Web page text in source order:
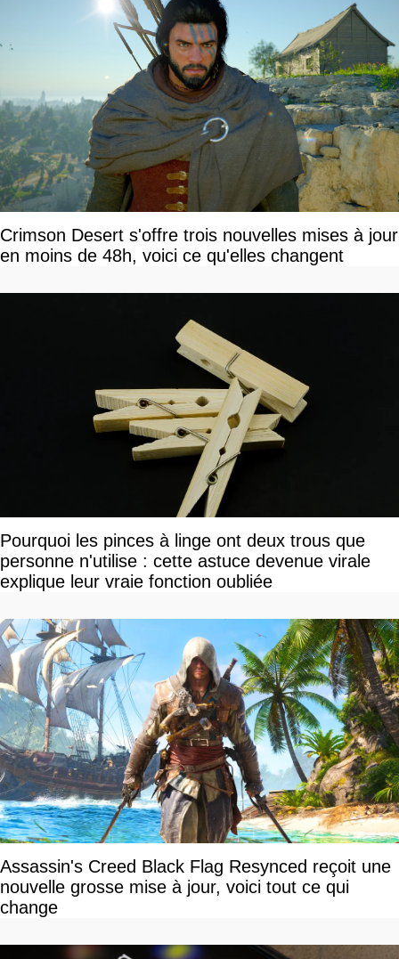
Crimson Desert s'offre trois nouvelles mises à jour
en moins de 48h, voici ce qu'elles changent
Pourquoi les pinces à linge ont deux trous que
personne n'utilise : cette astuce devenue virale
explique leur vraie fonction oubliée
Assassin's Creed Black Flag Resynced reçoit une
nouvelle grosse mise à jour, voici tout ce qui
change